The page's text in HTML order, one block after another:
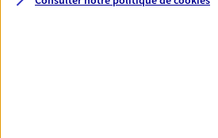
unique pour protéger vos